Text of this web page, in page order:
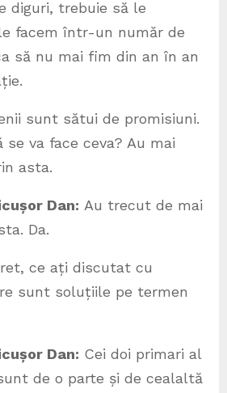
diguri, trebuie să le
facem într-un număr de
să nu mai fim din an în an
sunt sătui de promisiuni.
se va face ceva? Au mai
asta.
Dan: Au trecut de mai
Da.
ce ați discutat cu
sunt soluțiile pe termen
Dan: Cei doi primari al
de o parte și de cealaltă